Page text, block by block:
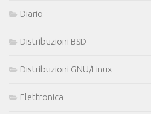
Diario
Distribuzioni BSD
Distribuzioni GNU/Linux
Elettronica